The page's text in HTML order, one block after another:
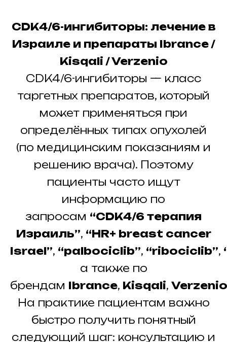
CDK4/6-ингибиторы: лечение в
Израиле и препараты Ibrance /
Kisqali / Verzenio
CDK4/6-ингибиторы — класс
таргетных препаратов, который
может применяться при
определённых типах опухолей
(по медицинским показаниям и
решению врача). Поэтому
пациенты часто ищут
информацию по
запросам “CDK4/6 терапия
Израиль”, “HR+ breast cancer
Israel”, “palbociclib”, “ribociclib”,
а также по
брендам Ibrance, Kisqali, Verzenio
На практике пациентам важно
быстро получить понятный
следующий шаг: консультацию и